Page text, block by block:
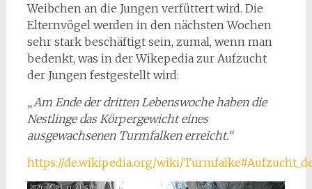
Weibchen an die Jungen verfüttert wird. Die
Elternvögel werden in den nächsten Wochen
sehr stark beschäftigt sein, zumal, wenn man
bedenkt, was in der Wikepedia zur Aufzucht
der Jungen festgestellt wird:
„Am Ende der dritten Lebenswoche haben die
Nestlinge das Körpergewicht eines
ausgewachsenen Turmfalken erreicht.“
https://de.wikipedia.org/wiki/